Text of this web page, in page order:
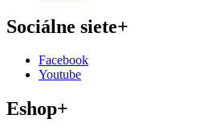
Sociálne siete+
Facebook
Youtube
Eshop+